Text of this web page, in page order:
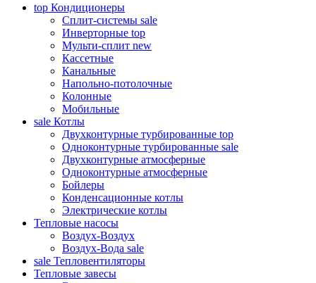
top Кондиционеры
Сплит-системы sale
Инверторные top
Мульти-сплит new
Кассетные
Канальные
Напольно-потолочные
Колонные
Мобильные
sale Котлы
Двухконтурные турбированные top
Одноконтурные турбированные sale
Двухконтурные атмосферные
Одноконтурные атмосферные
Бойлеры
Конденсационные котлы
Электрические котлы
Тепловые насосы
Воздух-Воздух
Воздух-Вода sale
sale Тепловентиляторы
Тепловые завесы